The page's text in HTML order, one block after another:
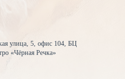
улица, 5, офис 104, БЦ
«Чёрная Речка»